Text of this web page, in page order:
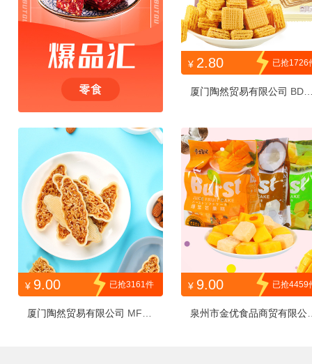
¥ 2.80 已抢1726
厦门陶然贸易有限公司
¥ 9.00 已抢3161件
厦门陶然贸易有限公司 MFXY
¥ 9.00 已抢4459
泉州市金优食品商贸有限公